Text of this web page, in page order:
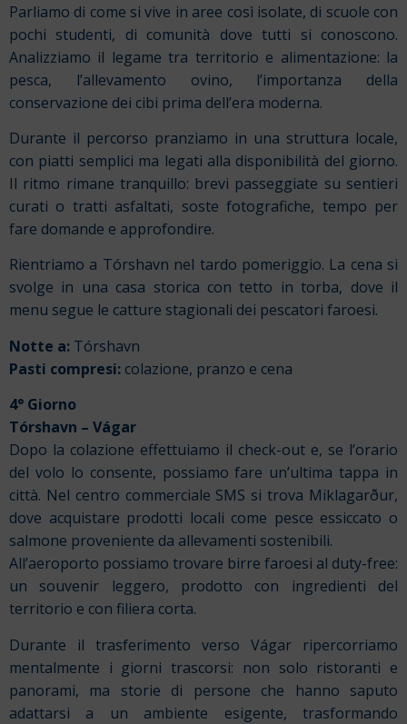
Parliamo di come si vive in aree così isolate, di scuole con
pochi studenti, di comunità dove tutti si conoscono.
Analizziamo il legame tra territorio e alimentazione: la
pesca, l’allevamento ovino, l’importanza della
conservazione dei cibi prima dell’era moderna.
Durante il percorso pranziamo in una struttura locale,
con piatti semplici ma legati alla disponibilità del giorno.
Il ritmo rimane tranquillo: brevi passeggiate su sentieri
curati o tratti asfaltati, soste fotografiche, tempo per
fare domande e approfondire.
Rientriamo a Tórshavn nel tardo pomeriggio. La cena si
svolge in una casa storica con tetto in torba, dove il
menu segue le catture stagionali dei pescatori faroesi.
Notte a: Tórshavn
Pasti compresi: colazione, pranzo e cena
4° Giorno
Tórshavn – Vágar
Dopo la colazione effettuiamo il check-out e, se l’orario
del volo lo consente, possiamo fare un’ultima tappa in
città. Nel centro commerciale SMS si trova Miklagarður,
dove acquistare prodotti locali come pesce essiccato o
salmone proveniente da allevamenti sostenibili.
All’aeroporto possiamo trovare birre faroesi al duty-free:
un souvenir leggero, prodotto con ingredienti del
territorio e con filiera corta.
Durante il trasferimento verso Vágar ripercorriamo
mentalmente i giorni trascorsi: non solo ristoranti e
panorami, ma storie di persone che hanno saputo
adattarsi a un ambiente esigente, trasformando